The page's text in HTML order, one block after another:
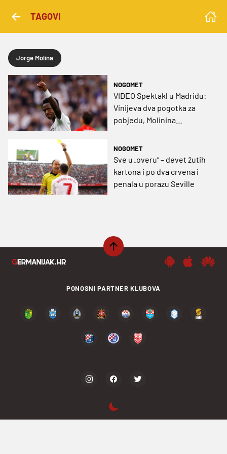
TAGOVI
Jorge Molina
NOGOMET
VIDEO Spektakl u Madridu:
Vinijeva dva pogotka za
pobjedu, Molinina
pomračenje uma!
NOGOMET
Sve u „overu“ – devet žutih
kartona i po dva crvena i
penala u porazu Seville
PONOSNI PARTNER KLUBOVA